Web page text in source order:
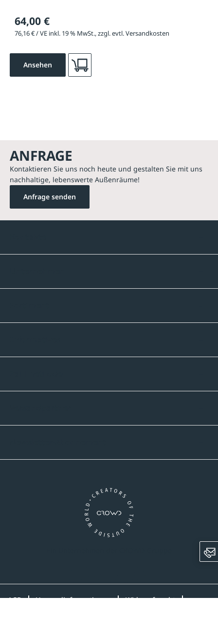
64,00 €
76,16 € / VE inkl. 19 % MwSt., zzgl. evtl. Versandkosten
Ansehen
ANFRAGE
Kontaktieren Sie uns noch heute und gestalten Sie mit uns
nachhaltige, lebenswerte Außenräume!
Anfrage senden
AGB Versandinformationen
Widerrufsrecht